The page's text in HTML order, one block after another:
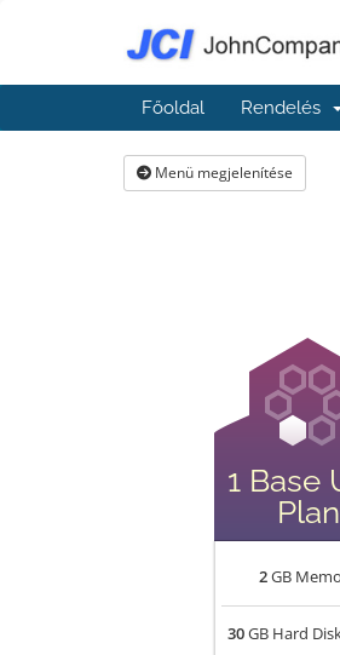
Főoldal Rendelés
Menü megjelenítése
1 Base
Plan
2GB
30GB Hard